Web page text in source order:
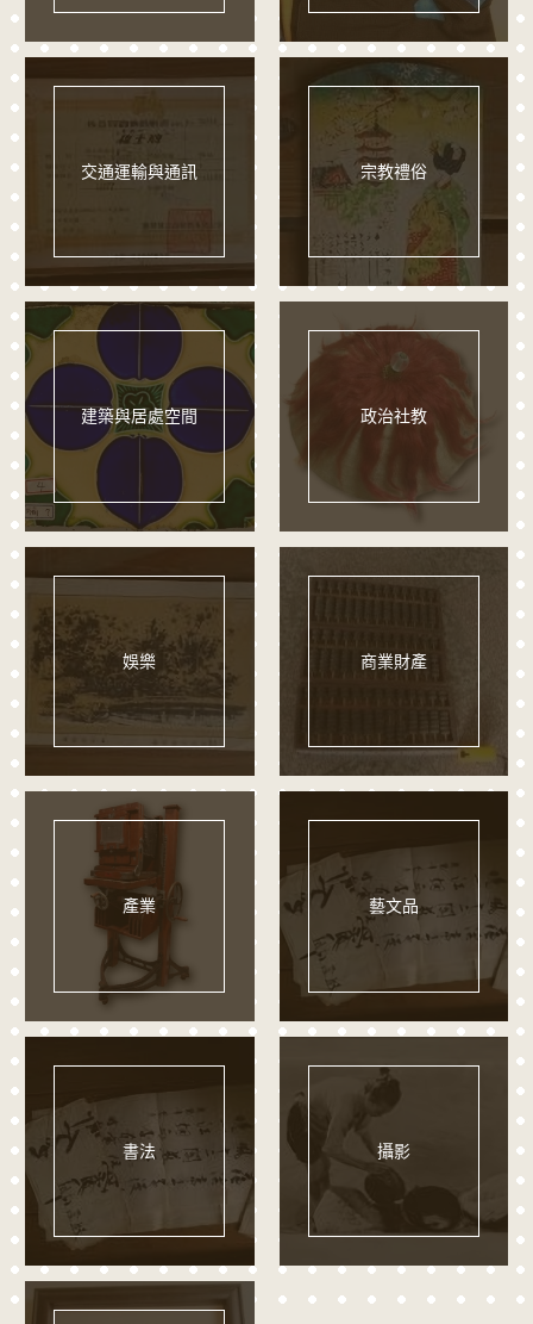
交通運輸與通訊 宗教禮俗
建築與居處空間 政治社教
娛樂 商業財產
產業 藝文品
書法 攝影